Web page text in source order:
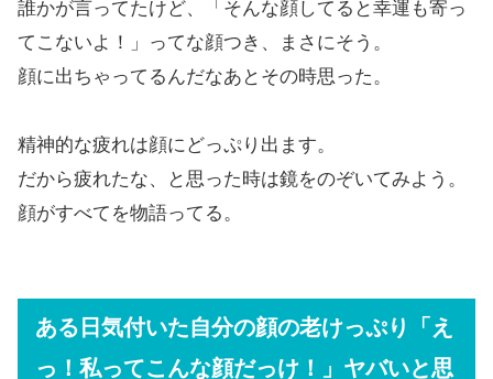
誰かが言ってたけど、「そんな顔してると幸運も寄っ
てこないよ！」ってな顔つき、まさにそう。
顔に出ちゃってるんだなあとその時思った。
精神的な疲れは顔にどっぷり出ます。
だから疲れたな、と思った時は鏡をのぞいてみよう。
顔がすべてを物語ってる。
ある日気付いた自分の顔の老けっぷり「え
っ！私ってこんな顔だっけ！」ヤバいと思